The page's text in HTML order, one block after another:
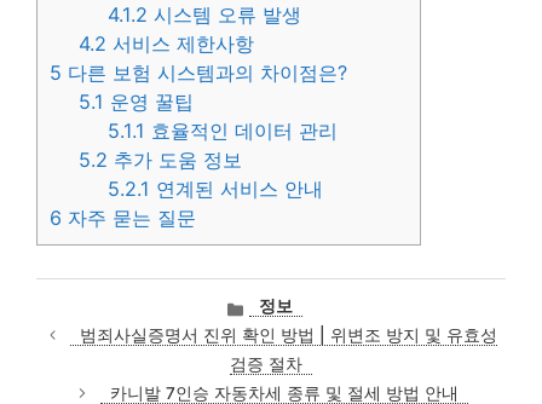
4.1.2 시스템 오류 발생
4.2 서비스 제한사항
5 다른 보험 시스템과의 차이점은?
5.1 운영 꿀팁
5.1.1 효율적인 데이터 관리
5.2 추가 도움 정보
5.2.1 연계된 서비스 안내
6 자주 묻는 질문
카
테
고
리
정보
범죄사실증명서 진위 확인 방법 | 위변조 방지 및 유효성
검증 절차
카니발 7인승 자동차세 종류 및 절세 방법 안내